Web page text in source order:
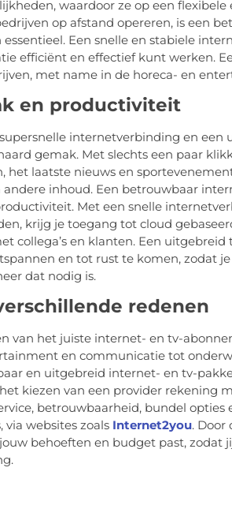
waardoor ze op een
op afstand opereren, is een
essentieel. Een snelle en stabiele
efficiënt en effectief kunt werken.
met name in de horeca- en
en productiviteit
internetverbinding en een
gemak. Met slechts een paar
het laatste nieuws en
andere inhoud. Een betrouwbaar
Met een snelle
krijg je toegang tot cloud
collega’s en klanten. Een
en tot rust te komen, zodat
dat nodig is.
redenen
van het juiste internet- en tv-
en communicatie tot
en uitgebreid internet- en tv-
kiezen van een provider rekening
betrouwbaarheid, bundel opties
via websites zoals Internet2you. Door
behoeften en budget past,